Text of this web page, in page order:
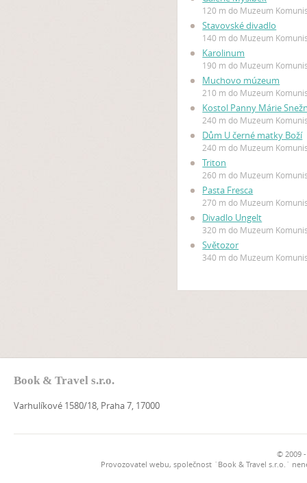
120 m do Muzeum
Stavovské divadlo
140 m do Muzeum
Karolinum
190 m do Muzeum
Muchovo múzeum
210 m do Muzeum
Kostol Panny Márie
240 m do Muzeum
Dům U černé matky Boží
240 m do Muzeum
Triton
260 m do Muzeum
Pasta Fresca
270 m do Muzeum
Divadlo Ungelt
320 m do Muzeum
Světozor
340 m do Muzeum
Book & Travel s.r.o.
Varhulíkové 1580/18, Praha 7, 17000
© 2009
Provozovatel webu, společnost `Book & Travel s.r.o.`